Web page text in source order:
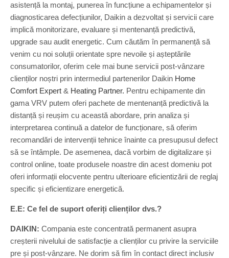
asistență la montaj, punerea în funcțiune a echipamentelor și
diagnosticarea defecțiunilor, Daikin a dezvoltat și servicii care
implică monitorizare, evaluare și mentenanță predictivă,
upgrade sau audit energetic. Cum căutăm în permanență să
venim cu noi soluții orientate spre nevoile și așteptările
consumatorilor, oferim cele mai bune servicii post-vânzare
clienților noștri prin intermediul partenerilor Daikin Home
Comfort Expert & Heating Partner. Pentru echipamente din
gama VRV putem oferi pachete de mentenanță predictivă la
distanță și reușim cu această abordare, prin analiza și
interpretarea continuă a datelor de funcționare, să oferim
recomandări de intervenții tehnice înainte ca presupusul defect
să se întâmple. De asemenea, dacă vorbim de digitalizare și
control online, toate produsele noastre din acest domeniu pot
oferi informații elocvente pentru ulterioare eficientizării de reglaj
specific și eficientizare energetică.
E.E: Ce fel de suport oferiți clienților dvs.?
DAIKIN: Compania este concentrată permanent asupra
creșterii nivelului de satisfacție a clienților cu privire la serviciile
pre și post-vânzare. Ne dorim să fim în contact direct inclusiv